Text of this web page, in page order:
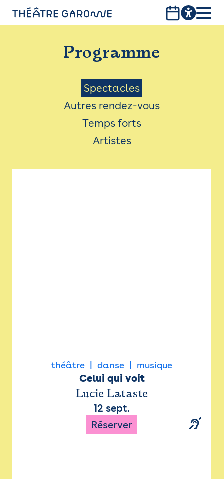
PROGRAMME
INFOS PRATIQUES
AVEC LES PUBLICS
ACCESSIBILITÉ
LES PRODUCTIONS
Programme
Menu
Saison
Spectacles
Autres rendez-vous
Temps forts
Artistes
théâtre danse musique
Celui qui voit
Lucie Lataste
12 sept.
Réserver